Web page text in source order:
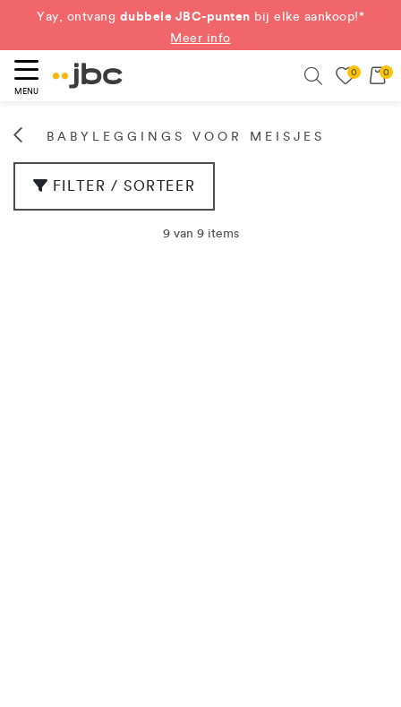
Yay, ontvang dubbele JBC-punten bij elke aankoop!*
Meer info
MENU
0 0
BABYLEGGINGS VOOR MEISJES
FILTER / SORTEER
9 van 9 items